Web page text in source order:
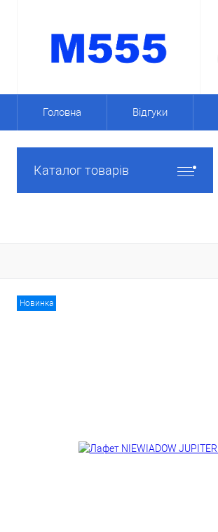
Головна Відгуки
Каталог товарів
Новинка